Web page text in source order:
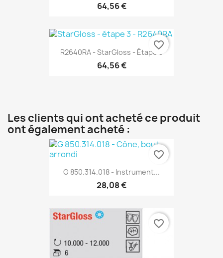
64,56 €
R2640RA - StarGloss - Étape 3
64,56 €
favorite_border
Les clients qui ont acheté ce produit
ont également acheté :
G 850.314.018 - Instrument...
28,08 €
favorite_border
favorite_border